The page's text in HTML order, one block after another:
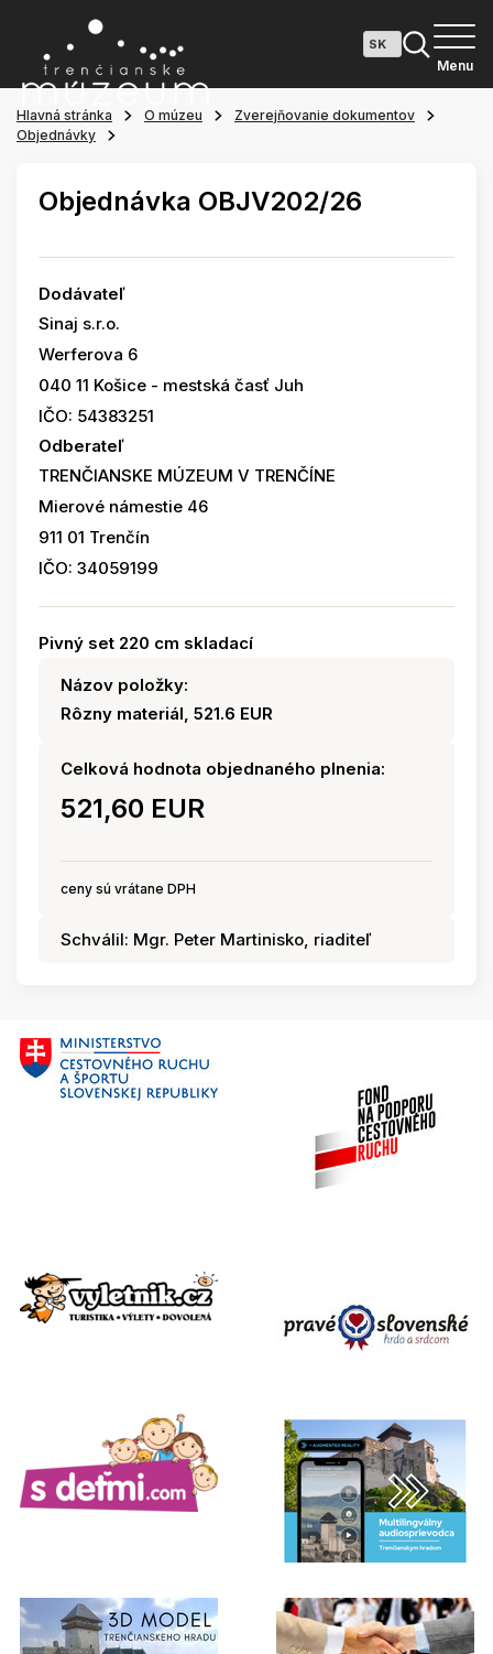
Menu
Hlavná stránka O múzeu
Zverejňovanie dokumentov
Objednávky
Objednávka OBJV202/26
Dodávateľ
Sinaj s.r.o.
Werferova 6
040 11 Košice - mestská časť Juh
IČO: 54383251
Odberateľ
TRENČIANSKE MÚZEUM V TRENČÍNE
Mierové námestie 46
911 01 Trenčín
IČO: 34059199
Pivný set 220 cm skladací
Názov položky:
Rôzny materiál, 521.6 EUR
Celková hodnota objednaného plnenia:
521,60 EUR
ceny sú vrátane DPH
Schválil: Mgr. Peter Martinisko, riaditeľ